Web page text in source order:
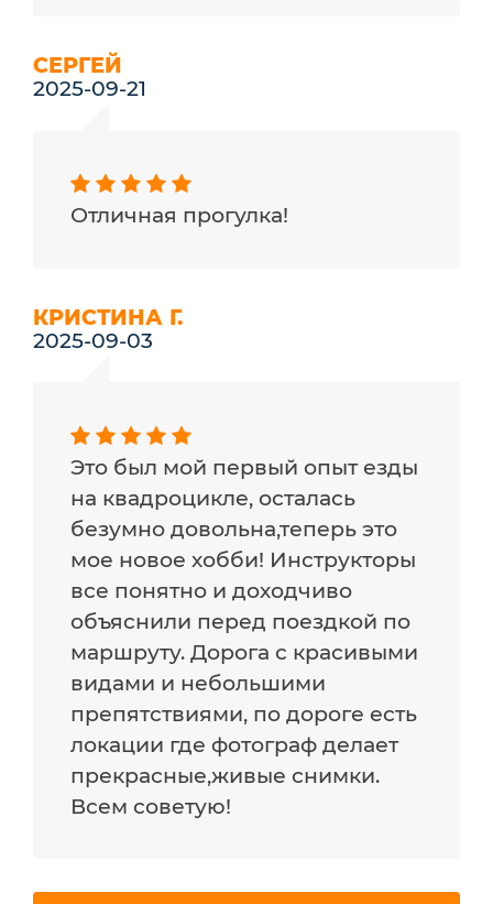
СЕРГЕЙ
2025-09-21
Отличная прогулка!
КРИСТИНА Г.
2025-09-03
Это был мой первый опыт езды
на квадроцикле, осталась
безумно довольна,теперь это
мое новое хобби! Инструкторы
все понятно и доходчиво
объяснили перед поездкой по
маршруту. Дорога с красивыми
видами и небольшими
препятствиями, по дороге есть
локации где фотограф делает
прекрасные,живые снимки.
Всем советую!